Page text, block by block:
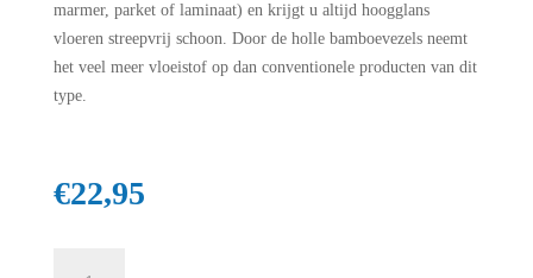
marmer, parket of laminaat) en krijgt u altijd hoogglans
vloeren streepvrij schoon. Door de holle bamboevezels neemt
het veel meer vloeistof op dan conventionele producten van dit
type.
€22,95